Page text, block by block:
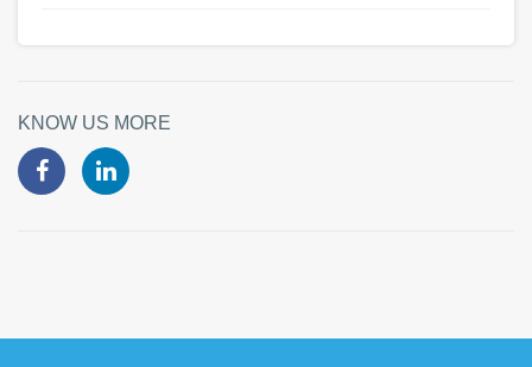
KNOW US MORE